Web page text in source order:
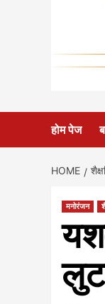
होम पेज
HOME
मनोरंजन